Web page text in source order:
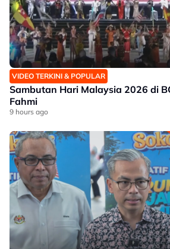
VIDEO TERKINI & POPULAR
Sambutan Hari Malaysia 2026 di
Fahmi
9 hours ago